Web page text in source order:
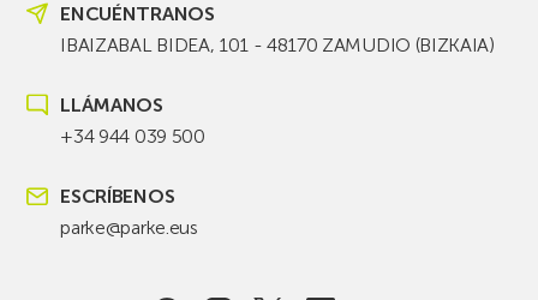
ENCUÉNTRANOS
IBAIZABAL BIDEA, 101 - 48170 ZAMUDIO (BIZKAIA)
LLÁMANOS
+34 944 039 500
ESCRÍBENOS
parke@parke.eus